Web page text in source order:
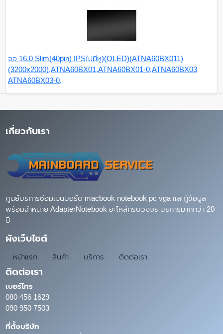
จอ 16.0 Slim(40pin) IPSไม่มีหู)(OLED)(ATNA60BX011)
(3200x2000),ATNA60BX01,ATNA60BX01-0,ATNA60BX03
ATNA60BX03-0,
เกี่ยวกับเรา
ศูนย์บริการซ่อมเมนบอร์ด macbook notebook pc vga และกู้ข้อมูล
พร้อมจำหน่าย AdapterNotebook อะไหล่ครบวงจร บริการมากกว่า 20
ปี
ผังเว็บไซต์
หน้าแรก สินค้า บริการ ติดต่อเรา
ติดต่อเรา
เบอร์โทร
080 456 1629
090 950 7503
ที่ตั้งบริษัท